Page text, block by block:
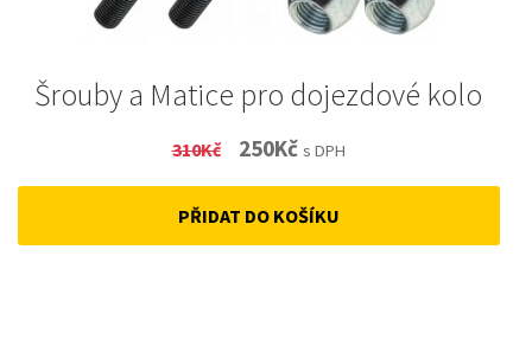
Šrouby a Matice pro dojezdové kolo
310Kč
Original
price
was:
250KčCurrent
price
is:
s DPH
PŘIDAT DO KOŠÍKU